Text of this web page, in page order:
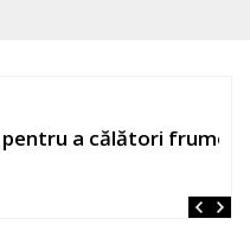
a călători frumos